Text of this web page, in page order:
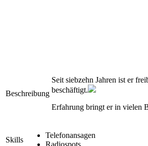
Beschreibung
Seit siebzehn Jahren ist er
beschäftigt.
Erfahrung bringt er in vielen
Skills
Telefonansagen